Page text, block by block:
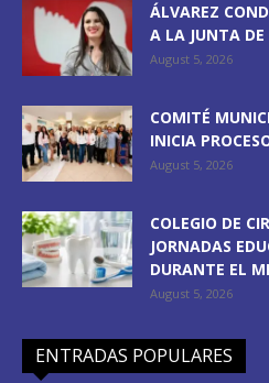
ÁLVAREZ
A LA JUNTA DE
August 5, 2026
COMITÉ
INICIA
August 5, 2026
COLEGIO DE
JORNADAS
DURANTE EL
August 5, 2026
ENTRADAS POPULARES